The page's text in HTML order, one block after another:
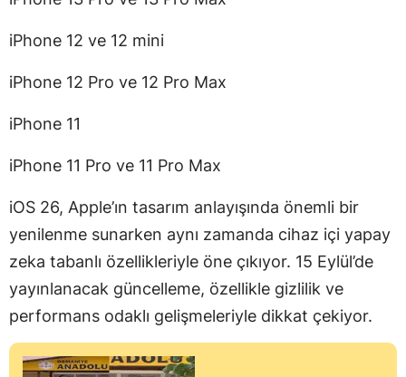
iPhone 12 ve 12 mini
iPhone 12 Pro ve 12 Pro Max
iPhone 11
iPhone 11 Pro ve 11 Pro Max
iOS 26, Apple’ın tasarım anlayışında önemli bir
yenilenme sunarken aynı zamanda cihaz içi yapay
zeka tabanlı özellikleriyle öne çıkıyor. 15 Eylül’de
yayınlanacak güncelleme, özellikle gizlilik ve
performans odaklı gelişmeleriyle dikkat çekiyor.